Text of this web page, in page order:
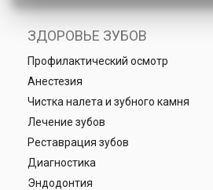
ЗДОРОВЬЕ ЗУБОВ
Профилактический осмотр
Анестезия
Чистка налета и зубного камня
Лечение зубов
Реставрация зубов
Диагностика
Эндодонтия